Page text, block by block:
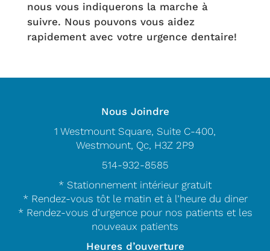
nous vous indiquerons la marche à
suivre. Nous pouvons vous aidez
rapidement avec votre urgence dentaire!
Nous Joindre
1 Westmount Square, Suite C-400,
Westmount, Qc, H3Z 2P9
514-932-8585
* Stationnement intérieur gratuit
* Rendez-vous tôt le matin et à l’heure du diner
* Rendez-vous d’urgence pour nos patients et les
nouveaux patients
Heures d’ouverture